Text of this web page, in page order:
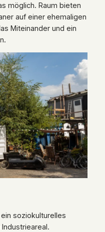
möglich. Raum bieten
auf einer ehemaligen
Miteinander und ein
soziokulturelles